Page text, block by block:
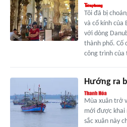
Tôi đã bị
và cổ kính của
với dòng
thành phố. Cố
công trình của
Hướng ra
Mùa xuân trở
mới được khai
sắc xuân này